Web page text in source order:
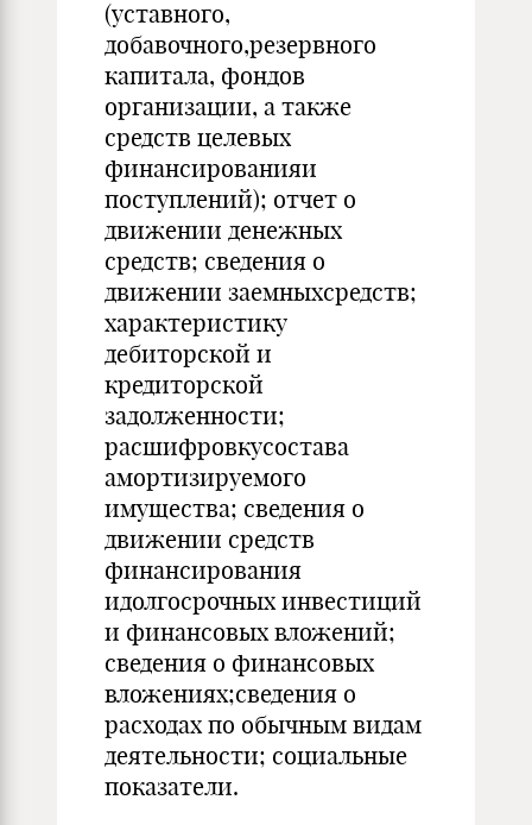
(уставного,
добавочного,резервного
капитала, фондов
организации, а также
средств целевых
финансированияи
поступлений); отчет о
движении денежных
средств; сведения о
движении заемныхсредств;
характеристику
дебиторской и
кредиторской
задолженности;
расшифровкусостава
амортизируемого
имущества; сведения о
движении средств
финансирования
идолгосрочных инвестиций
и финансовых вложений;
сведения о финансовых
вложениях;сведения о
расходах по обычным видам
деятельности; социальные
показатели.